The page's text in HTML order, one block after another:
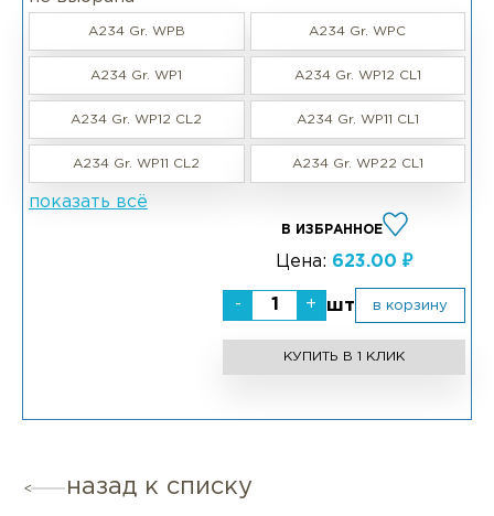
A234 Gr. WPB A234 Gr. WPC
A234 Gr. WP1 A234 Gr. WP12 CL1
A234 Gr. WP12 CL2 A234 Gr. WP11 CL1
A234 Gr. WP11 CL2 A234 Gr. WP22 CL1
показать всё
В ИЗБРАННОЕ
Цена: 623.00 ₽
- + шт в корзину
КУПИТЬ В 1 КЛИК
назад к списку